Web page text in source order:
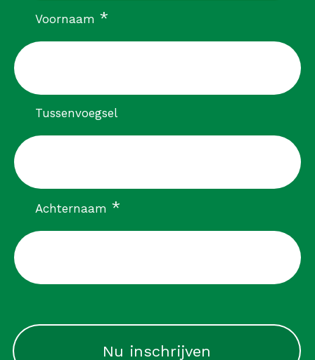
Voornaam *verplicht
Tussenvoegsel
Achternaam *verplicht